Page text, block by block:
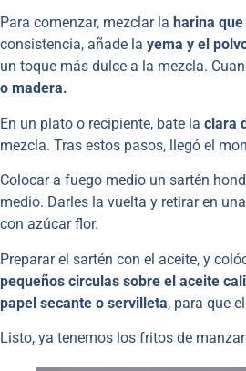
Para comenzar, mezclar la harina
consistencia, añade la yema y el
un toque más dulce a la mezcla.
o madera.
En un plato o recipiente, bate la clara
mezcla. Tras estos pasos, llegó el
Colocar a fuego medio un sartén
medio. Darles la vuelta y retirar en
con azúcar flor.
Preparar el sartén con el aceite, y
pequeños circulas sobre el aceite
papel secante o servilleta, para que
Listo, ya tenemos los fritos de